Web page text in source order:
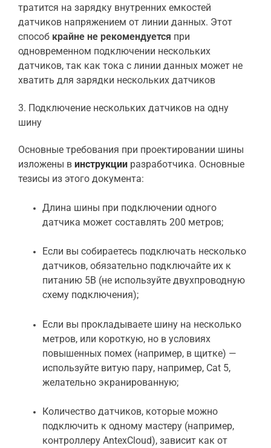
тратится на зарядку внутренних емкостей
датчиков напряжением от линии данных. Этот
способ крайне не рекомендуется при
одновременном подключении нескольких
датчиков, так как тока с линии данных может не
хватить для зарядки нескольких датчиков
3. Подключение нескольких датчиков на одну
шину
Основные требования при проектировании шины
изложены в инструкции разработчика. Основные
тезисы из этого документа:
Длина шины при подключении одного
датчика может составлять 200 метров;
Если вы собираетесь подключать несколько
датчиков, обязательно подключайте их к
питанию 5В (не используйте двухпроводную
схему подключения);
Если вы прокладываете шину на несколько
метров, или короткую, но в условиях
повышенных помех (например, в щитке) —
используйте витую пару, например, Cat 5,
желательно экранированную;
Количество датчиков, которые можно
подключить к одному мастеру (например,
контроллеру AntexCloud), зависит как от